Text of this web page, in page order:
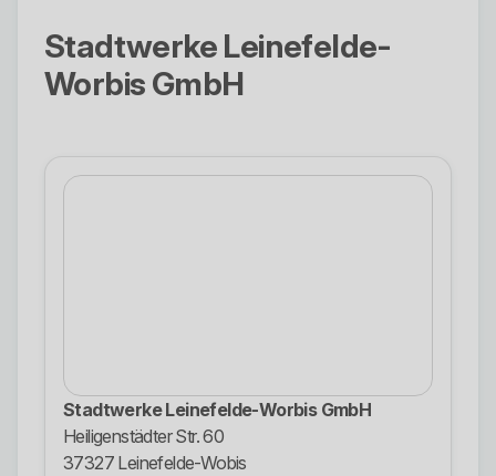
Stadtwerke Leinefelde-
Worbis GmbH
Stadtwerke Leinefelde-Worbis GmbH
Heiligenstädter Str. 60
37327 Leinefelde-Wobis